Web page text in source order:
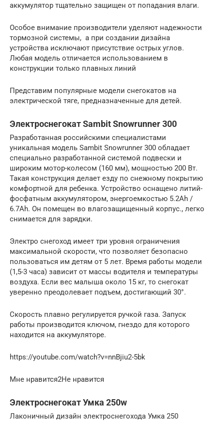
аккумулятор тщательно защищен от попадания влаги.
Особое внимание производители уделяют надежности
тормозной системы, а при создании дизайна
устройства исключают присутствие острых углов.
Любая модель отличается использованием в
конструкции только плавных линий
Представим популярные модели снегокатов на
электрической тяге, предназначенные для детей.
Электроснегокат Sambit Snowrunner 300
Разработанная российскими специалистами
уникальная модель Sambit Snowrunner 300 обладает
специально разработанной системой подвески и
широким мотор-колесом (160 мм), мощностью 200 Вт.
Такая конструкция делает езду по снежному покрытию
комфортной для ребенка. Устройство оснащено литий-
фосфатным аккумулятором, энергоемкостью 5.2Ah /
6.7Ah. Он помещен во влагозащищенный корпус., легко
снимается для зарядки.
Электро снегоход имеет три уровня ограничения
максимальной скорости, что позволяет безопасно
пользоваться им детям от 5 лет. Время работы модели
(1,5-3 часа) зависит от массы водителя и температуры
воздуха. Если вес малыша около 15 кг, то снегокат
уверенно преодолевает подъем, достигающий 30°.
Скорость плавно регулируется ручкой газа. Запуск
работы производится ключом, гнездо для которого
находится на аккумуляторе.
https://youtube.com/watch?v=nnBjiu2-5bk
Мне нравится2Не нравится
Электроснегокат Умка 250w
Лаконичный дизайн электроснегохода Умка 250